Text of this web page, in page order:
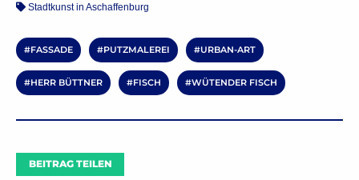
Stadtkunst in Aschaffenburg
FASSADE PUTZMALEREI URBAN-ART
HERR BÜTTNER FISCH WÜTENDER FISCH
BEITRAG TEILEN